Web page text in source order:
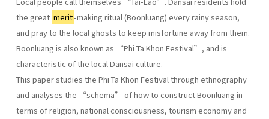
the great merit-making ritual (Boonluang) every rainy season,
and pray to the local ghosts to keep misfortune away from them.
Boonluang is also known as “Phi Ta Khon Festival”, and is
characteristic of the local Dansai culture.
This paper studies the Phi Ta Khon Festival through ethnography
and analyses the “schema” of how to construct Boonluang in
terms of religion, national consciousness, tourism economy and